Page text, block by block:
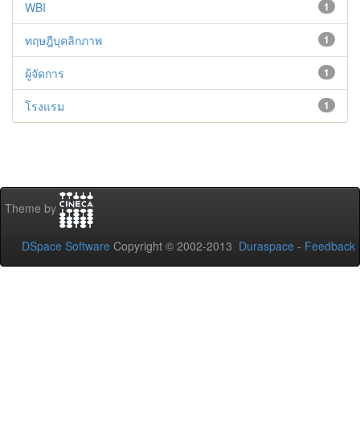
1
WBI
1
ทฤษฎีบุคลิกภาพ
1
ผู้จัดการ
1
โรงแรม
Theme by
DSpace Software Copyright © 2002-2013 Duraspace - Feedback